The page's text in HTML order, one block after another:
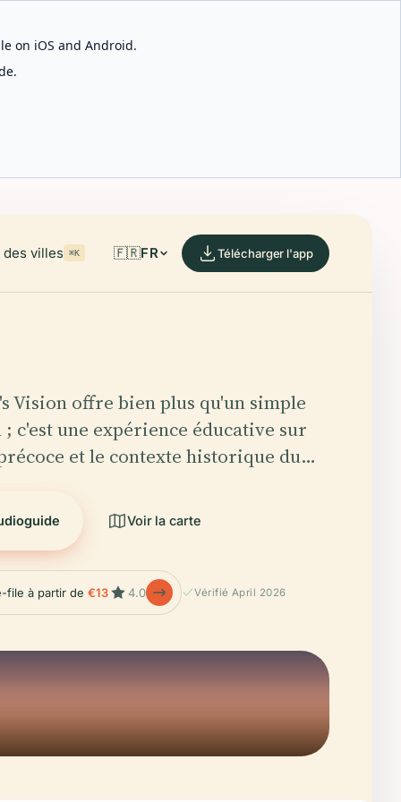
on iOS and Android.
villes ⌘K 🇫🇷FR Télécharger l'app
Vision offre bien plus qu'un simple
c'est une expérience éducative sur
et le contexte historique du…
Voir la carte
file à partir de€13 4.0 Vérifié April 2026